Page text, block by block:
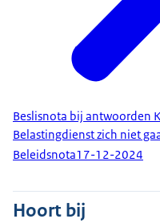
Beslisnota bij antwoorden
Belastingdienst zich niet
Beleidsnota17-12-2024
Hoort bij